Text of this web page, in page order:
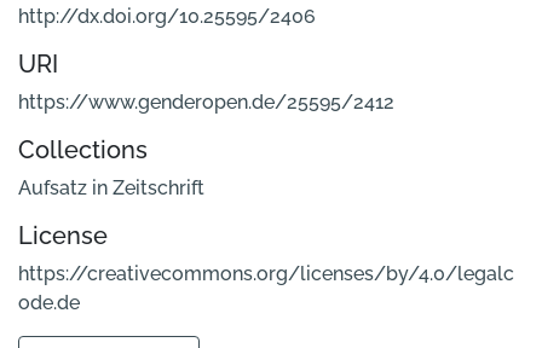
http://dx.doi.org/10.25595/2406
URI
https://www.genderopen.de/25595/2412
Collections
Aufsatz in Zeitschrift
License
https://creativecommons.org/licenses/by/4.0/legalc
ode.de